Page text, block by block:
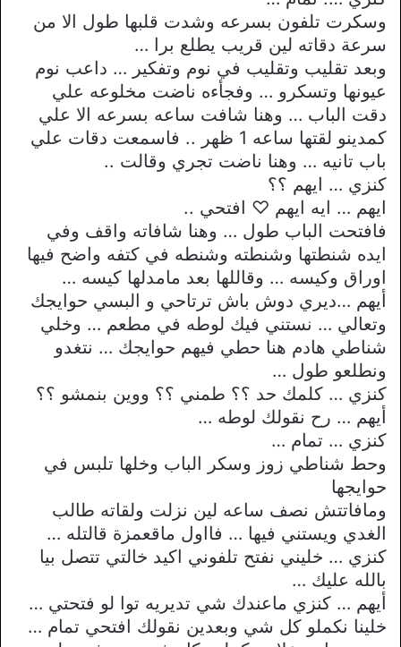
وسكرت تلفون بسرعه وشدت قلبها طول الا من
سرعة دقاته لين قريب يطلع برا …
وبعد تقليب وتقليب في نوم وتفكير … داعب نوم
عيونها وتسكرو … وفجأءه ناضت مخلوعه علي
دقت الباب … وهنا شافت ساعه بسرعه الا علي
كمدينو لقتها ساعه 1 ظهر .. فاسمعت دقات علي
باب تانيه … وهنا ناضت تجري وقالت ..
كنزي … ايهم ؟؟
ايهم … ايه ايهم ♡ افتحي ..
فافتحت الباب طول … وهنا شافاته واقف وفي
ايده شنطتها وشنطته وشنطه في كتفه واضح فيها
اوراق وكيسه … وقاللها بعد مامدلها كيسه …
أيهم …ديري دوش باش ترتاحي و البسي حوايجك
وتعالي … نستني فيك لوطه في مطعم … وخلي
شناطي هادم هنا حطي فيهم حوايجك … نتغدو
ونطلعو طول …
كنزي … كلمك حد ؟؟ طمني ؟؟ ووين بنمشو ؟؟
أيهم … رح نقولك لوطه …
كنزي … تمام …
وحط شناطي زوز وسكر الباب وخلها تلبس في
حوايجها
ومافاتتش نصف ساعه لين نزلت ولقاته طالب
الغدي ويستني فيها … فااول ماقعمزة قالتله …
كنزي … خليني نفتح تلفوني اكيد خالتي تتصل بيا
بالله عليك …
أيهم … كنزي ماعندك شي تديريه توا لو فتحتي …
خلينا نكملو كل شي وبعدين نقولك افتحي تمام …